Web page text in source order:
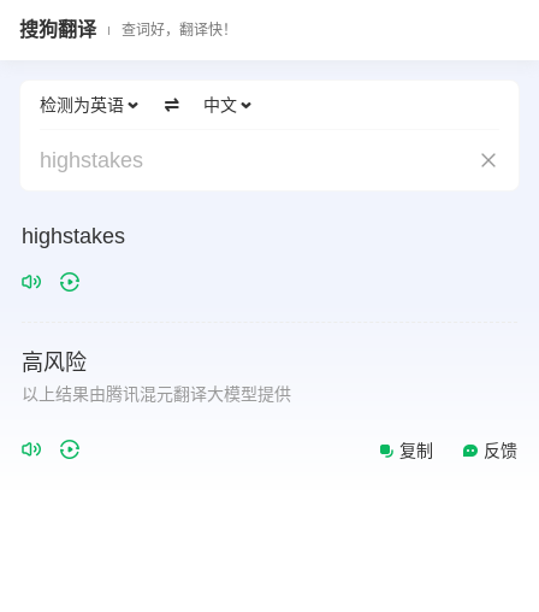
搜狗翻译 查词好，翻译快！
检测为英语 中文
highstakes
highstakes
高风险
以上结果由腾讯混元翻译大模型提供
复制 反馈